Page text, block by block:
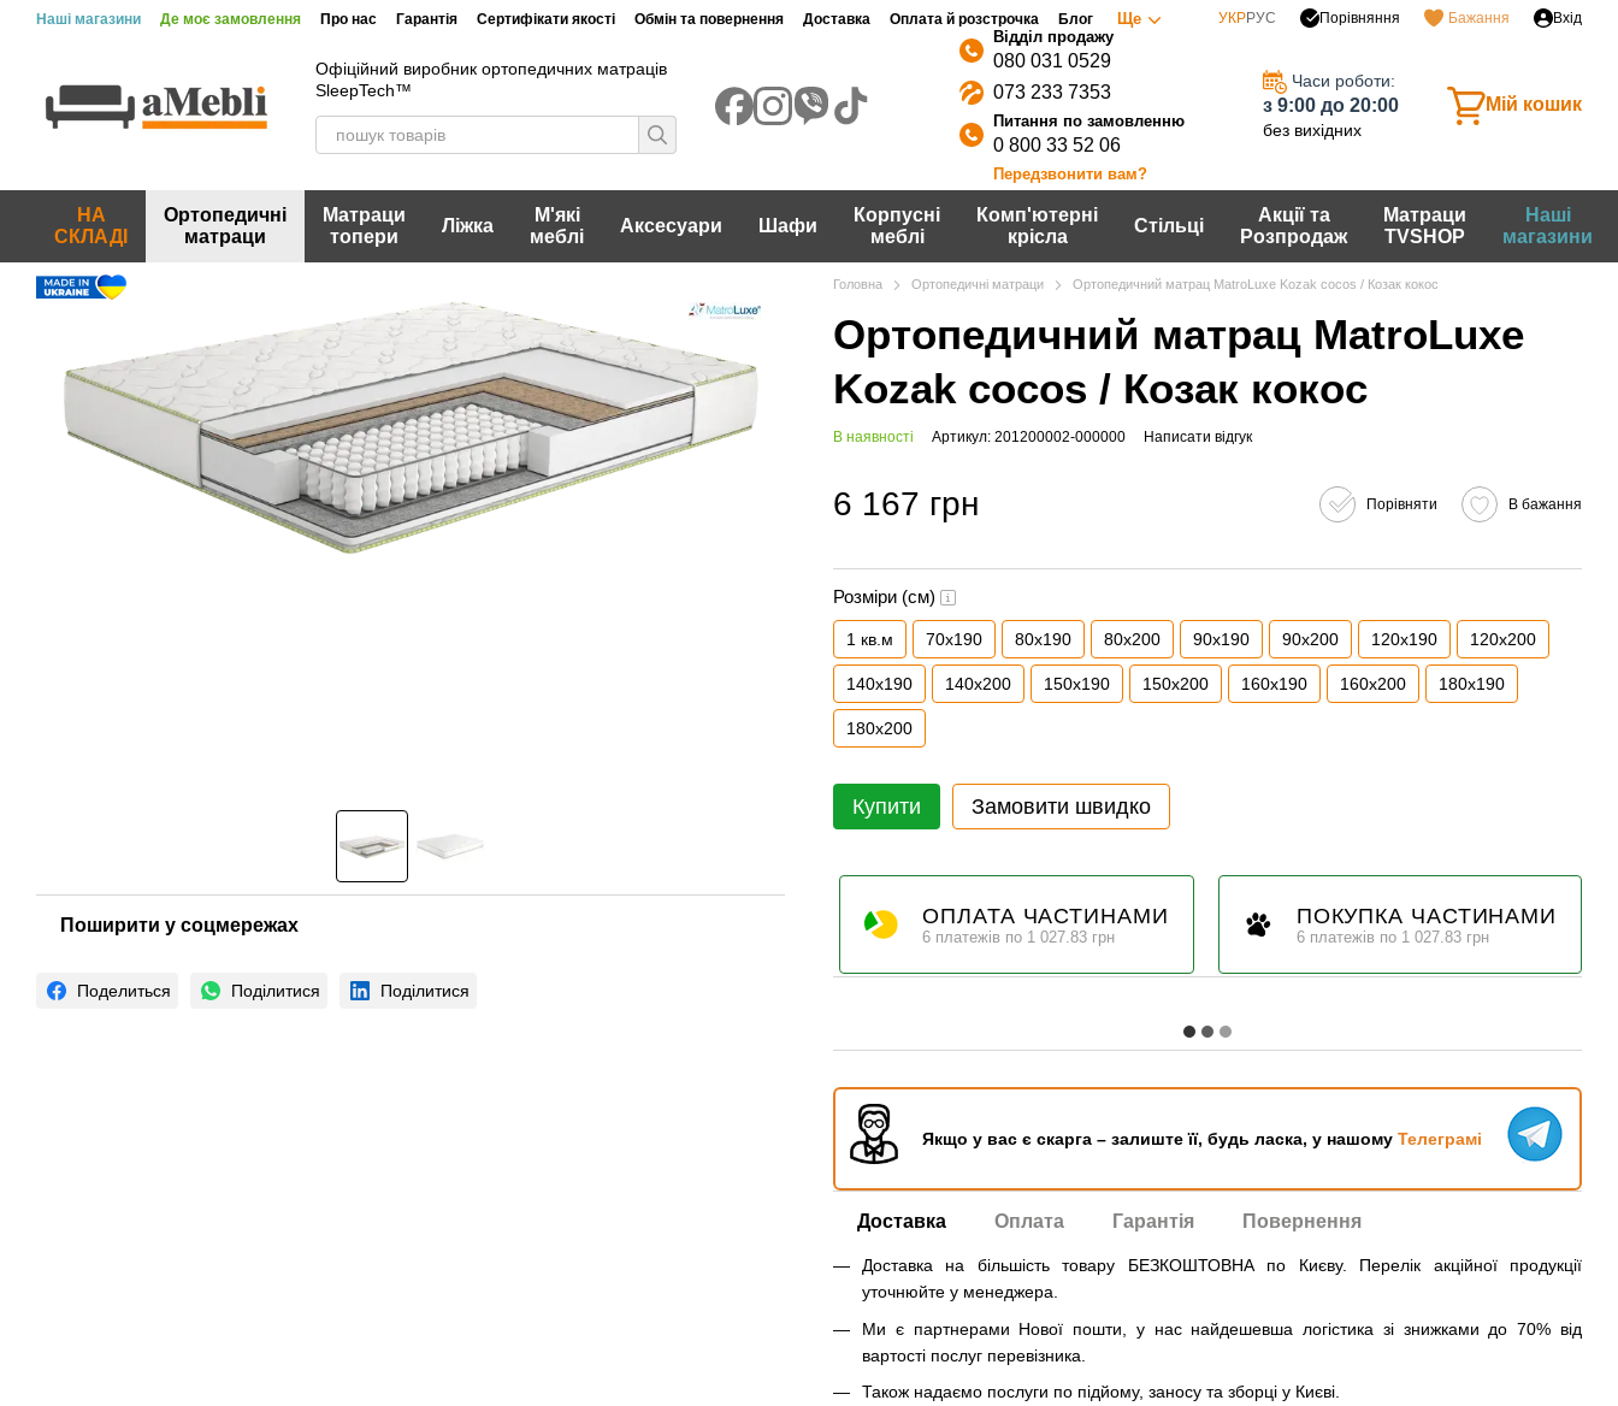
Перейти до основного контенту
Наші магазини Де моє замовлення Про нас Гарантія Сертифікати якості Обмін та повернення Доставка Оплата й розстрочка Блог Ще УКРРУС Порівняння Бажання Вхід
Офіційний виробник ортопедичних матраців
SleepTech™
080 031 0529
073 233 7353
0 800 33 52 06
Передзвонити вам?
Часи роботи:
з 9:00 до 20:00
без вихідних
Мій кошик
НА
СКЛАДІ
Ортопедичні
матраци
Матраци
топери
Ліжка
М'які
меблі
Аксесуари Шафи
Корпусні
меблі
Комп'ютерні
крісла
Стільці
Акції та
Розпродаж
Матраци
TVSHOP
Наші
магазини
Поширити у соцмережах
Поделиться Поділитися Поділитися
Головна Ортопедичні матраци Ортопедичний матрац MatroLuxe Kozak cocos / Козак кокос
Ортопедичний матрац MatroLuxe
Kozak cocos / Козак кокос
В наявності Артикул: 201200002-000000 Написати відгук
6 167 грн Порівняти В бажання
Розміри (см)
1 кв.м 70x190 80x190 80x200 90x190 90x200 120x190 120x200
140x190 140x200 150x190 150x200 160x190 160x200 180x190
180x200
Купити Замовити швидко
ОПЛАТА ЧАСТИНАМИ
6 платежів по 1 027.83 грн
ПОКУПКА ЧАСТИНАМИ
6 платежів по 1 027.83 грн
Якщо у вас є скарга – залиште її, будь ласка, у нашому Телеграмі
Доставка Оплата Гарантія Повернення
Доставка на більшість товару БЕЗКОШТОВНА по Києву. Перелік акційної продукції
уточнюйте у менеджера.
Ми є партнерами Нової пошти, у нас найдешевша логістика зі знижками до 70% від
вартості послуг перевізника.
Також надаємо послуги по підйому, заносу та зборці у Києві.